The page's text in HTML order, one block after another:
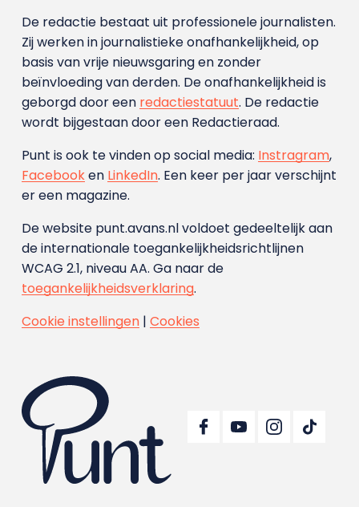
De redactie bestaat uit professionele journalisten.
Zij werken in journalistieke onafhankelijkheid, op
basis van vrije nieuwsgaring en zonder
beïnvloeding van derden. De onafhankelijkheid is
geborgd door een redactiestatuut. De redactie
wordt bijgestaan door een Redactieraad.
Punt is ook te vinden op social media: Instragram,
Facebooken LinkedIn. Een keer per jaar verschijnt
er een magazine.
De website punt.avans.nl voldoet gedeeltelijk aan
de internationale toegankelijkheidsrichtlijnen
WCAG 2.1, niveau AA. Ga naar de
toegankelijkheidsverklaring.
Cookie instellingen| Cookies